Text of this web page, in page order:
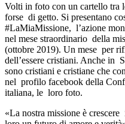
Volti in foto con un cartello tra
forse di getto. Si presentano
#LaMiaMissione, l’azione
nel mese straordinario della
(ottobre 2019). Un mese per
dell’essere cristiani. Anche in
sono cristiani e cristiane che
nel profilo facebook della
italiana, le loro foto.
«La nostra missione è